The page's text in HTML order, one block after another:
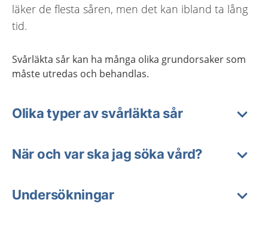
läker de flesta såren, men det kan ibland ta lång
tid.
Svårläkta sår kan ha många olika grundorsaker som
måste utredas och behandlas.
Olika typer av svårläkta sår
När och var ska jag söka vård?
Undersökningar